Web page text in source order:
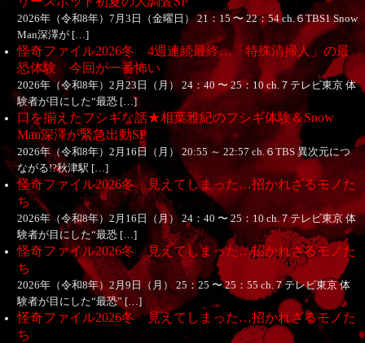
2026年（令和8年）7月3日（金曜日） 21：15 〜 22：54 ch.６TBS1 Snow
Man深澤が […]
怪奇ファイル2026冬 4週連続最終…「特殊清掃人」の最
恐体験 今回が一番怖い
2026年（令和8年）2月23日（月） 24：40 〜 25：10 ch.７テレビ東京 体
験者が目にした“最恐 […]
口を揃えたフシギな話★相葉雅紀のフシギ体験＆Snow
Man深澤が緊急出動SP
2026年（令和8年）2月16日（月） 20:55 ～ 22:57 ch.６TBS 異次元につ
ながる!?秋津駅 […]
怪奇ファイル2026冬 見えてしまった…招かれざるモノた
ち
2026年（令和8年）2月16日（月） 24：40 〜 25：10 ch.７テレビ東京 体
験者が目にした“最恐 […]
怪奇ファイル2026冬 見えてしまった…招かれざるモノた
ち
2026年（令和8年）2月9日（月） 25：25 〜 25：55 ch.７テレビ東京 体
験者が目にした“最恐” […]
怪奇ファイル2026冬 見えてしまった…招かれざるモノた
ち